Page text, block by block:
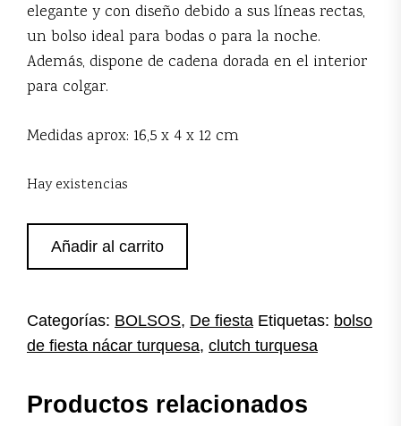
elegante y con diseño debido a sus líneas rectas,
un bolso ideal para bodas o para la noche.
Además, dispone de cadena dorada en el interior
para colgar.
Medidas aprox: 16,5 x 4 x 12 cm
Hay existencias
nácar
beige
cantidad
Añadir al carrito
Categorías: BOLSOS, De fiesta Etiquetas: bolso
de fiesta nácar turquesa, clutch turquesa
Productos relacionados